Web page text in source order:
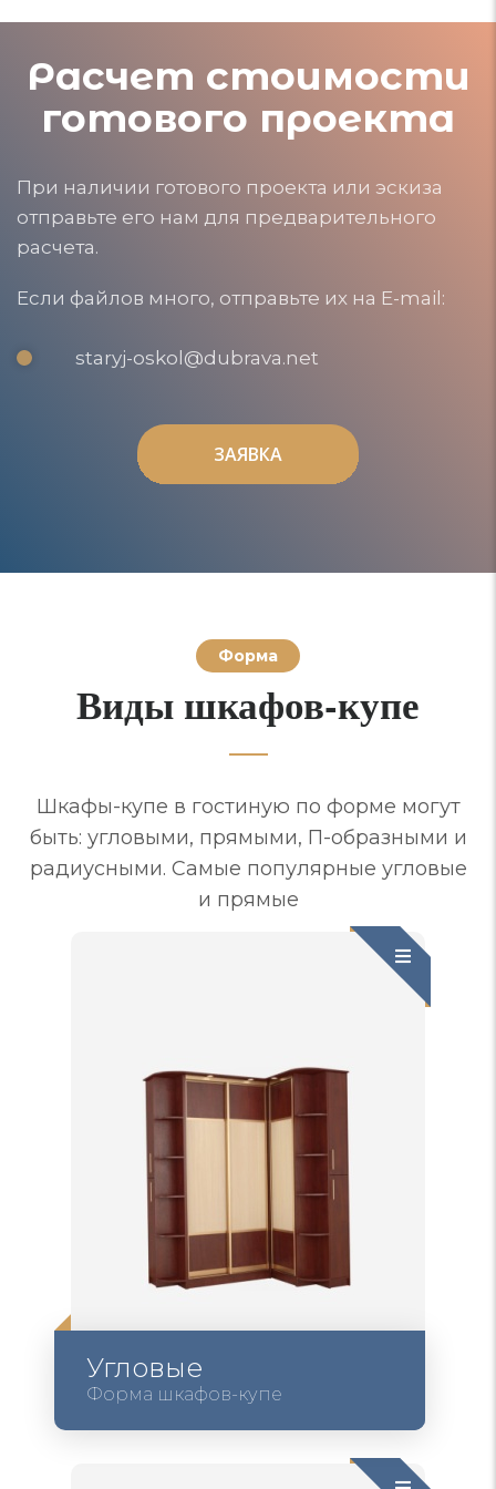
Расчет стоимости
готового проекта
При наличии готового проекта или эскиза
отправьте его нам для предварительного
расчета.
Если файлов много, отправьте их на E-mail:
staryj-oskol@dubrava.net
ЗАЯВКА
ЗАЯВКА
Форма
Виды шкафов-купе
Шкафы-купе в гостиную по форме могут
быть: угловыми, прямыми, П-образными и
радиусными. Самые популярные угловые
и прямые
Угловые
Форма шкафов-купе